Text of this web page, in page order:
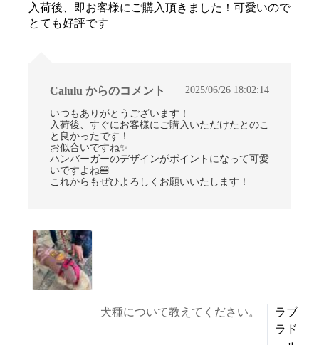
入荷後、即お客様にご購入頂きました！可愛いので
とても好評です
Calulu からのコメント 2025/06/26 18:02:14
いつもありがとうございます！
入荷後、すぐにお客様にご購入いただけたとのこ
と良かったです！
お似合いですね✨
ハンバーガーのデザインがポイントになって可愛
いですよね🍔
これからもぜひよろしくお願いいたします！
犬種について教えてください。
ラブ
ラド